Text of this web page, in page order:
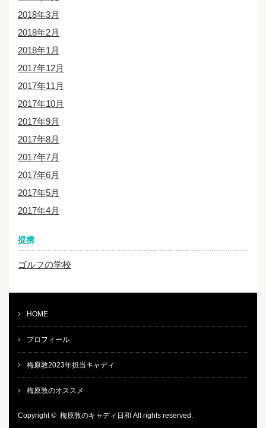
2018年3月
2018年2月
2018年1月
2017年12月
2017年11月
2017年10月
2017年9月
2017年8月
2017年7月
2017年6月
2017年5月
2017年4月
提携
ゴルフの学校
HOME
プロフィール
梅原敦2023年担当キャディ
梅原敦のオススメ
Copyright © 梅原敦のキャディ日和 All rights reserved.